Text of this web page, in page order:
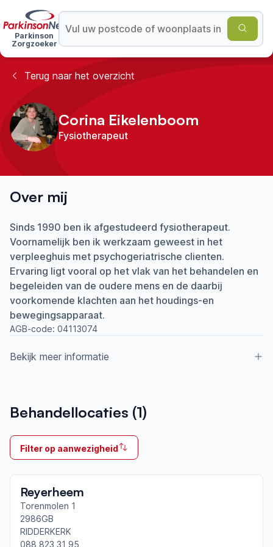
Parkinson
Zorgzoeker
Terug naar het overzicht
Corina Eikelenboom
Fysiotherapeut
Over mij
Sinds 1990 ben ik afgestudeerd fysiotherapeut.
Voornamelijk ben ik werkzaam geweest in het
verpleeghuis met psychogeriatrische clienten.
Ervaring ligt vooral op het vlak van het behandelen en
begeleiden van de oudere mens en de daarbij
voorkomende klachten aan het houdings-en
bewegingsapparaat.
AGB-code: 04113074
Bekijk meer informatie
2014
Ik behandel
Op locatie & Thuis
netwerk
Drechtsteden
Afgeronde ParkinsonNet-scholingen
Behandellocaties (1)
Filter op aanwezigheid
Reyerheem
Torenmolen 1
2986GB
RIDDERKERK
088 823 31 95